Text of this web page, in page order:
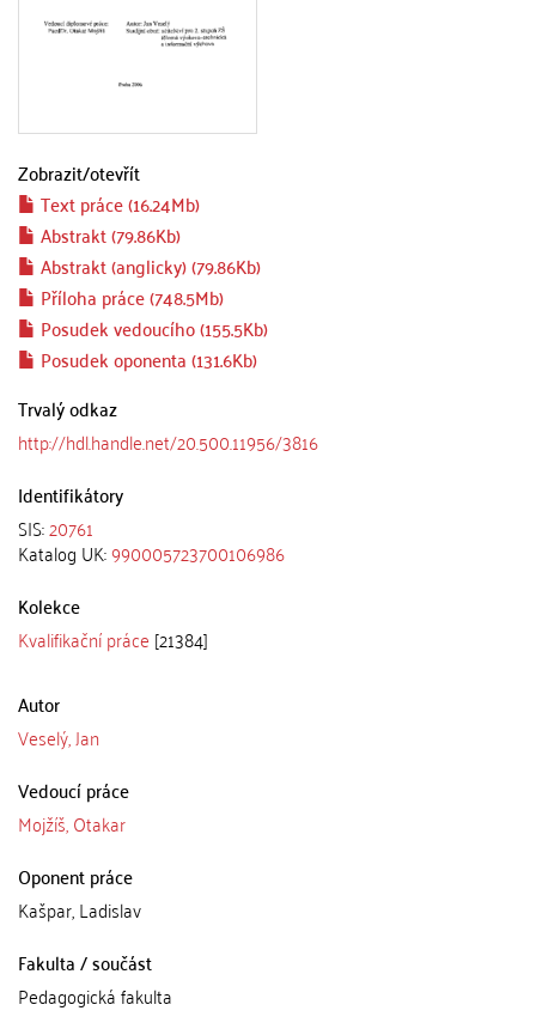
Zobrazit/otevřít
Text práce (16.24Mb)
Abstrakt (79.86Kb)
Abstrakt (anglicky) (79.86Kb)
Příloha práce (748.5Mb)
Posudek vedoucího (155.5Kb)
Posudek oponenta (131.6Kb)
Trvalý odkaz
http://hdl.handle.net/20.500.11956/3816
Identifikátory
SIS:20761
Katalog UK:990005723700106986
Kolekce
Kvalifikační práce [21384]
Autor
Veselý, Jan
Vedoucí práce
Mojžíš, Otakar
Oponent práce
Kašpar, Ladislav
Fakulta / součást
Pedagogická fakulta